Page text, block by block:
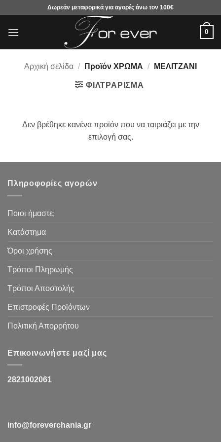
περιεχόμενο
Δωρεάν μεταφορικά για αγορές άνω τον 100€
0
Αρχική σελίδα / Προϊόν ΧΡΩΜΑ / ΜΕΛΙΤΖΑΝΙ
ΦΙΛΤΡΆΡΙΣΜΑ
Δεν βρέθηκε κανένα προϊόν που να ταιριάζει με την
επιλογή σας.
Πληροφορίες αγορών
Ποιοι ήμαστε;
Κατάστημα
Όροι χρήσης
Τρόποι Πληρωμής
Τρόποι Αποστολής
Επιστροφές Προϊόντων
Πολιτική Απορρήτου
Επικοινωνήστε μαζί μας
2821002061
info@foreverchania.gr